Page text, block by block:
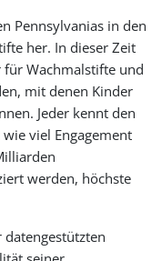
Pennsylvanias in den
her. In dieser Zeit
Wachmalstifte und
mit denen Kinder
Jeder kennt den
viel Engagement
werden, höchste